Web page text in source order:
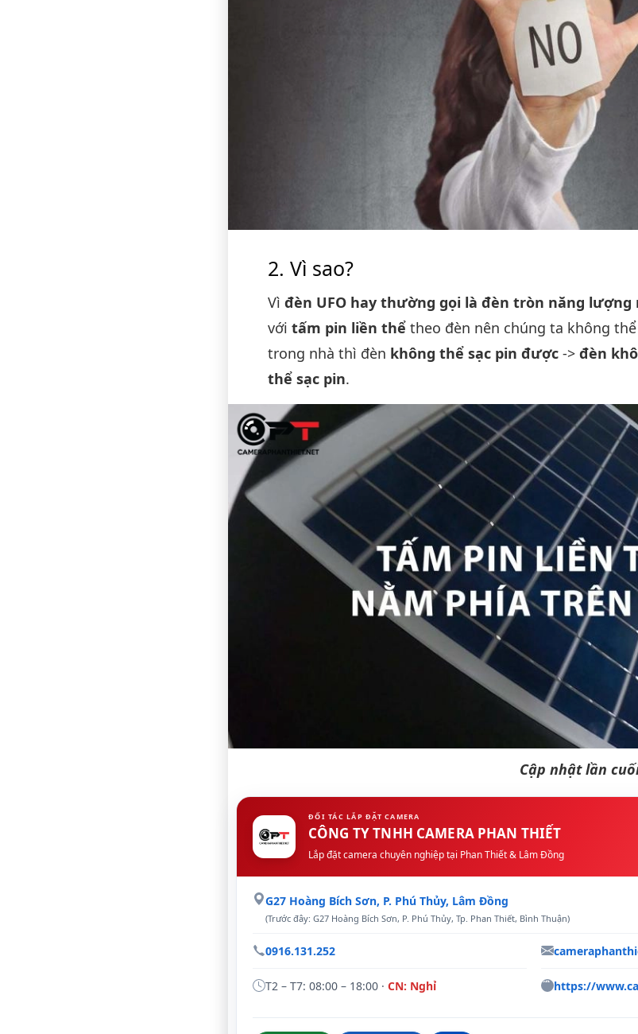
Vì sao?
Vì đèn UFO hay thường gọi là đèn tròn năng
với tấm pin liền thể theo đèn nên chúng ta không
trong nhà thì đèn không thể sạc pin được -> đèn
thể sạc pin.
Cập nhật lần
ĐỐI TÁC LẮP ĐẶT CAMERA
CÔNG TY TNHH CAMERA PHAN THIẾT
Lắp đặt camera chuyên nghiệp tại Phan Thiết & Lâm Đồng
G27 Hoàng Bích Sơn, P. Phú Thủy, Lâm Đồng
(Trước đây: G27 Hoàng Bích Sơn, P. Phú Thủy, Tp. Phan Thiết, Bình Thuận)
0916.131.252
T2 – T7: 08:00 – 18:00 · CN: Nghỉ https://